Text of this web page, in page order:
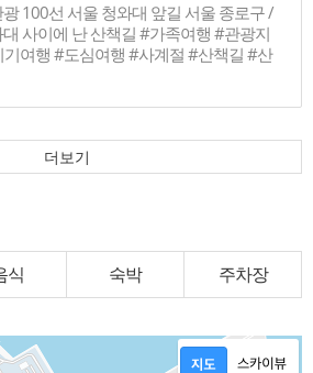
100선 서울 청와대 앞길 서울 종로구 /
사이에 난 산책길 #가족여행 #관광지
여행 #도심여행 #사계절 #산책길 #산
더보기
식 숙박 주차장